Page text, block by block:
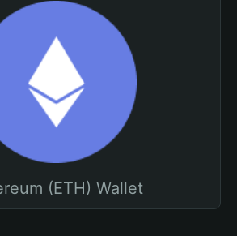
(ETH) Wallet